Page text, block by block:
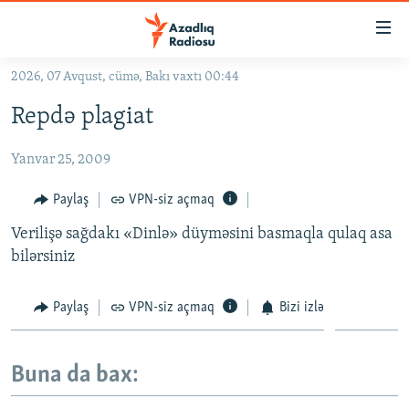
Əsas
qayıt
naviqasiyaya
Axtarışa
keç
#İZAHLA
KORRUPSIOMETR
#ƏSLINDƏ
FƏRQƏ BAX
QANUNI DOĞRU
MULTIMEDIA
FOTOQALEREYA
RADIO ARXIV
OXU ZALI
HAQQIMIZDA
2026, 07 Avqust, cümə, Bakı vaxtı 00:44
Repdə plagiat
Yanvar 25, 2009
Paylaş VPN-siz açmaq
Verilişə sağdakı «Dinlə» düyməsini basmaqla qulaq asa
bilərsiniz
Paylaş VPN-siz açmaq Bizi izlə
Buna da bax: